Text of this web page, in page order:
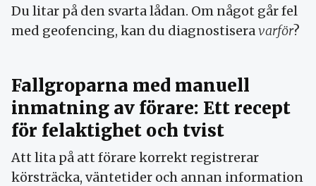
Du litar på den svarta lådan. Om något går fel
med geofencing, kan du diagnostiseravarför?
Fallgroparna med manuell
inmatning av förare: Ett recept
för felaktighet och tvist
Att lita på att förare korrekt registrerar
körsträcka, väntetider och annan information